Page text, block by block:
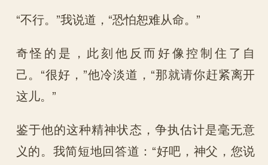
“不行。”我说道，“恐怕恕难从命。”
奇怪的是，此刻他反而好像控制住了自
己。“很好，”他冷淡道，“那就请你赶紧离开
这儿。”
鉴于他的这种精神状态，争执估计是毫无意
义的。我简短地回答道：“好吧，神父，您说